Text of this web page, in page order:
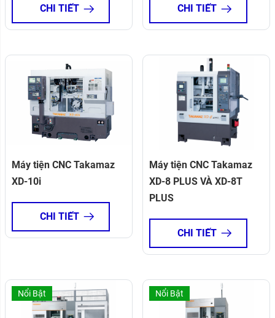
CHI TIẾT CHI TIẾT
Máy tiện CNC Takamaz
XD-10i
CHI TIẾT
Máy tiện CNC Takamaz
XD-8 PLUS VÀ XD-8T
PLUS
CHI TIẾT
Nổi Bật Nổi Bật